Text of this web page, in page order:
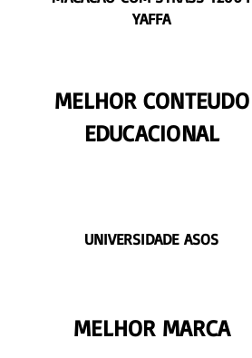
YAFFA
MELHOR CONTEUDO
EDUCACIONAL
UNIVERSIDADE ASOS
MELHOR MARCA